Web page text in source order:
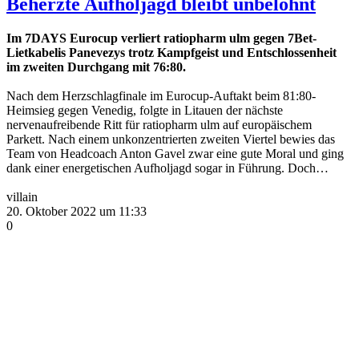
Im 7DAYS Eurocup verliert ratiopharm ulm gegen 7Bet-
Lietkabelis Panevezys trotz Kampfgeist und Entschlossenheit
im zweiten Durchgang mit 76:80.
Nach dem Herzschlagfinale im Eurocup-Auftakt beim 81:80-
Heimsieg gegen Venedig, folgte in Litauen der nächste
nervenaufreibende Ritt für ratiopharm ulm auf europäischem
Parkett. Nach einem unkonzentrierten zweiten Viertel bewies das
Team von Headcoach Anton Gavel zwar eine gute Moral und ging
dank einer energetischen Aufholjagd sogar in Führung. Doch…
villain
20. Oktober 2022 um 11:33
0